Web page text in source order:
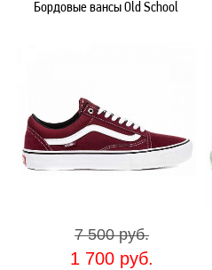
Бордовые вансы Old School
7 500 руб.
1 700 руб.